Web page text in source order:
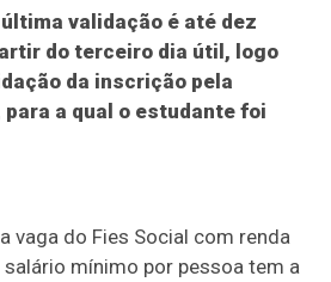
validação é até dez
do terceiro dia útil, logo
da inscrição pela
a qual o estudante foi
vaga do Fies Social com renda
mínimo por pessoa tem a